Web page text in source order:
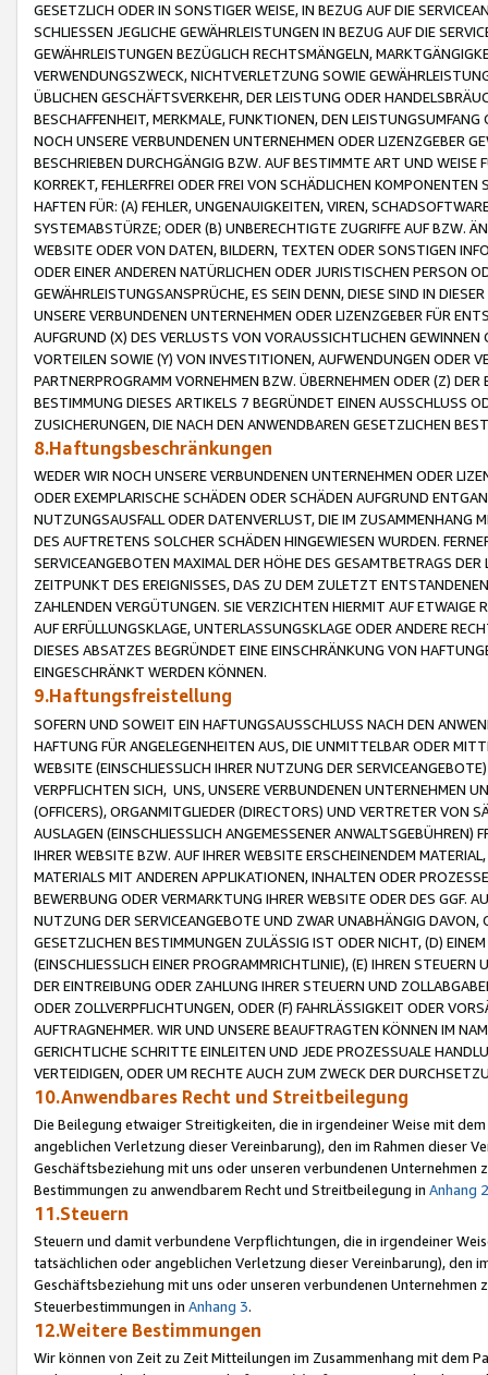
GESETZLICH ODER IN SONSTIGER WEISE, IN BEZUG AUF DIE
SCHLIESSEN JEGLICHE GEWÄHRLEISTUNGEN IN BEZUG AUF DIE
GEWÄHRLEISTUNGEN BEZÜGLICH RECHTSMÄNGELN,
VERWENDUNGSZWECK, NICHTVERLETZUNG SOWIE
ÜBLICHEN GESCHÄFTSVERKEHR, DER LEISTUNG ODER
BESCHAFFENHEIT, MERKMALE, FUNKTIONEN, DEN
NOCH UNSERE VERBUNDENEN UNTERNEHMEN ODER LIZENZGEBER
BESCHRIEBEN DURCHGÄNGIG BZW. AUF BESTIMMTE ART UND
KORREKT, FEHLERFREI ODER FREI VON SCHÄDLICHEN
HAFTEN FÜR: (A) FEHLER, UNGENAUIGKEITEN, VIREN,
SYSTEMABSTÜRZE; ODER (B) UNBERECHTIGTE ZUGRIFFE AUF BZW.
WEBSITE ODER VON DATEN, BILDERN, TEXTEN ODER SONSTIGEN
ODER EINER ANDEREN NATÜRLICHEN ODER JURISTISCHEN PERSON
GEWÄHRLEISTUNGSANSPRÜCHE, ES SEIN DENN, DIESE SIND IN
UNSERE VERBUNDENEN UNTERNEHMEN ODER LIZENZGEBER FÜR
AUFGRUND (X) DES VERLUSTS VON VORAUSSICHTLICHEN
VORTEILEN SOWIE (Y) VON INVESTITIONEN, AUFWENDUNGEN ODER
PARTNERPROGRAMM VORNEHMEN BZW. ÜBERNEHMEN ODER (Z)
BESTIMMUNG DIESES ARTIKELS 7 BEGRÜNDET EINEN AUSSCHLUSS
ZUSICHERUNGEN, DIE NACH DEN ANWENDBAREN GESETZLICHEN
8.Haftungsbeschränkungen
WEDER WIR NOCH UNSERE VERBUNDENEN UNTERNEHMEN ODER
ODER EXEMPLARISCHE SCHÄDEN ODER SCHÄDEN AUFGRUND
NUTZUNGSAUSFALL ODER DATENVERLUST, DIE IM ZUSAMMENHANG
DES AUFTRETENS SOLCHER SCHÄDEN HINGEWIESEN WURDEN.
SERVICEANGEBOTEN MAXIMAL DER HÖHE DES GESAMTBETRAGS
ZEITPUNKT DES EREIGNISSES, DAS ZU DEM ZULETZT
ZAHLENDEN VERGÜTUNGEN. SIE VERZICHTEN HIERMIT AUF
AUF ERFÜLLUNGSKLAGE, UNTERLASSUNGSKLAGE ODER ANDERE
DIESES ABSATZES BEGRÜNDET EINE EINSCHRÄNKUNG VON
EINGESCHRÄNKT WERDEN KÖNNEN.
9.Haftungsfreistellung
SOFERN UND SOWEIT EIN HAFTUNGSAUSSCHLUSS NACH DEN
HAFTUNG FÜR ANGELEGENHEITEN AUS, DIE UNMITTELBAR ODER
WEBSITE (EINSCHLIESSLICH IHRER NUTZUNG DER
VERPFLICHTEN SICH, UNS, UNSERE VERBUNDENEN UNTERNEHMEN
(OFFICERS), ORGANMITGLIEDER (DIRECTORS) UND VERTRETER VON
AUSLAGEN (EINSCHLIESSLICH ANGEMESSENER
IHRER WEBSITE BZW. AUF IHRER WEBSITE ERSCHEINENDEM
MATERIALS MIT ANDEREN APPLIKATIONEN, INHALTEN ODER
BEWERBUNG ODER VERMARKTUNG IHRER WEBSITE ODER DES GGF.
NUTZUNG DER SERVICEANGEBOTE UND ZWAR UNABHÄNGIG
GESETZLICHEN BESTIMMUNGEN ZULÄSSIG IST ODER NICHT, (D)
(EINSCHLIESSLICH EINER PROGRAMMRICHTLINIE), (E) IHREN
DER EINTREIBUNG ODER ZAHLUNG IHRER STEUERN UND
ODER ZOLLVERPFLICHTUNGEN, ODER (F) FAHRLÄSSIGKEIT ODER
AUFTRAGNEHMER. WIR UND UNSERE BEAUFTRAGTEN KÖNNEN IM
GERICHTLICHE SCHRITTE EINLEITEN UND JEDE PROZESSUALE
VERTEIDIGEN, ODER UM RECHTE AUCH ZUM ZWECK DER
10.Anwendbares Recht und Streitbeilegung
Die Beilegung etwaiger Streitigkeiten, die in irgendeiner Weise mit
angeblichen Verletzung dieser Vereinbarung), den im Rahmen dieser
Geschäftsbeziehung mit uns oder unseren verbundenen
Bestimmungen zu anwendbarem Recht und Streitbeilegung in Anhang 2
11.Steuern
Steuern und damit verbundene Verpflichtungen, die in irgendeiner
tatsächlichen oder angeblichen Verletzung dieser Vereinbarung), den
Geschäftsbeziehung mit uns oder unseren verbundenen
Steuerbestimmungen in Anhang 3.
12.Weitere Bestimmungen
Wir können von Zeit zu Zeit Mitteilungen im Zusammenhang mit dem